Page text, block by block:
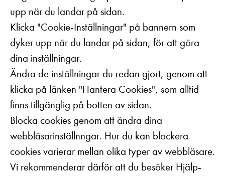
upp när du landar på sidan.
Klicka "Cookie-Inställningar" på bannern som
dyker upp när du landar på sidan, för att göra
dina inställningar.
Ändra de inställningar du redan gjort, genom att
klicka på länken "Hantera Cookies", som alltid
finns tillgänglig på botten av sidan.
Blocka cookies genom att ändra dina
webbläsarinställnngar. Hur du kan blockera
cookies varierar mellan olika typer av webbläsare.
Vi rekommenderar därför att du besöker Hjälp-